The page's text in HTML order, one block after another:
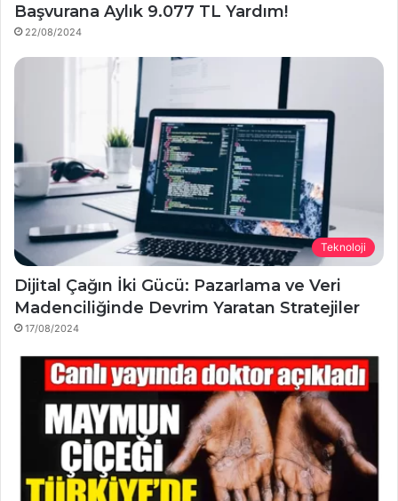
Başvurana Aylık 9.077 TL Yardım!
22/08/2024
Teknoloji
Dijital Çağın İki Gücü: Pazarlama ve Veri
Madenciliğinde Devrim Yaratan Stratejiler
17/08/2024